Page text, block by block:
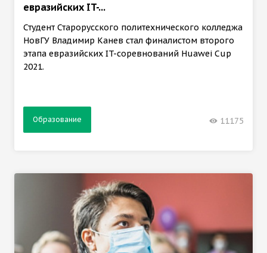
евразийских IT-...
Студент Старорусского политехнического колледжа
НовГУ Владимир Канев стал финалистом второго
этапа евразийских IT-соревнований Huawei Cup
2021.
Образование 11175